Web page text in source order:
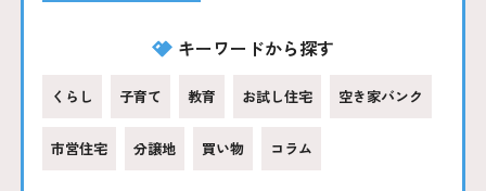
キーワードから探す
くらし 子育て 教育 お試し住宅 空き家バンク
市営住宅 分譲地 買い物 コラム